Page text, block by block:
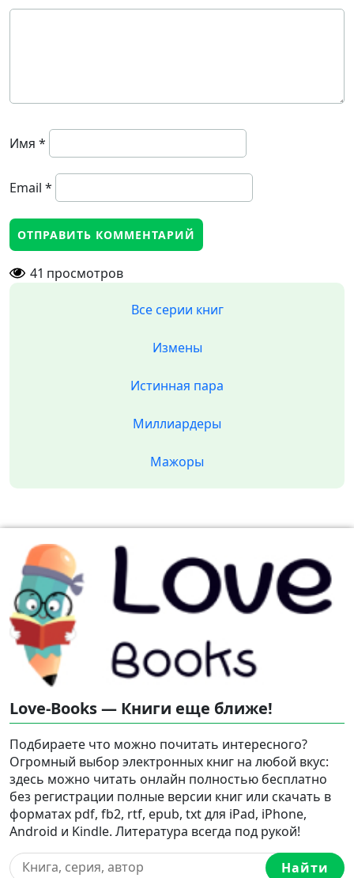
Имя *
Email *
41 просмотров
Все серии книг
Измены
Истинная пара
Миллиардеры
Мажоры
Love-Books — Книги еще ближе!
Подбираете что можно почитать интересного?
Огромный выбор электронных книг на любой вкус:
здесь можно читать онлайн полностью бесплатно
без регистрации полные версии книг или скачать в
форматах pdf, fb2, rtf, epub, txt для iPad, iPhone,
Android и Kindle. Литература всегда под рукой!
Найти